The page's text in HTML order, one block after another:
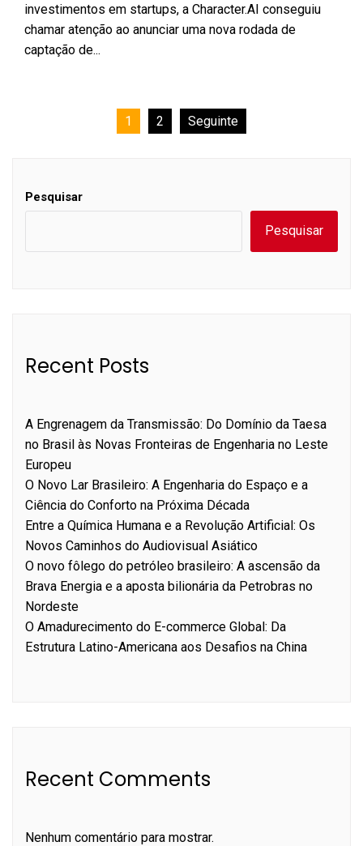
investimentos em startups, a Character.AI conseguiu
chamar atenção ao anunciar uma nova rodada de
captação de...
1 2 Seguinte
Pesquisar
Pesquisar
Recent Posts
A Engrenagem da Transmissão: Do Domínio da Taesa
no Brasil às Novas Fronteiras de Engenharia no Leste
Europeu
O Novo Lar Brasileiro: A Engenharia do Espaço e a
Ciência do Conforto na Próxima Década
Entre a Química Humana e a Revolução Artificial: Os
Novos Caminhos do Audiovisual Asiático
O novo fôlego do petróleo brasileiro: A ascensão da
Brava Energia e a aposta bilionária da Petrobras no
Nordeste
O Amadurecimento do E-commerce Global: Da
Estrutura Latino-Americana aos Desafios na China
Recent Comments
Nenhum comentário para mostrar.